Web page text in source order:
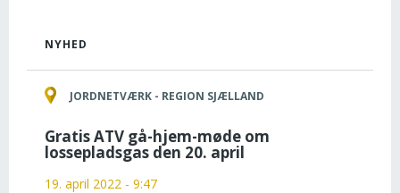
NYHED
JORDNETVÆRK - REGION SJÆLLAND
Gratis ATV gå-hjem-møde om
lossepladsgas den 20. april
19. april 2022 - 9:47